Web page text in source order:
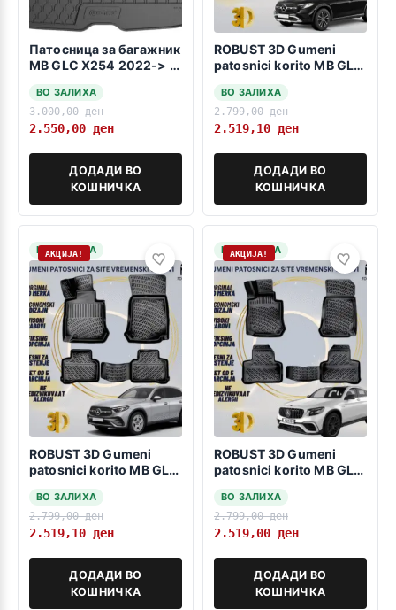
Патосница за багажник
MB GLC X254 2022-> -
ВО ЗАЛИХА
3.000,00ден
2.550,00 ден
ДОДАДИ ВО
КОШНИЧКА
ROBUST 3D Gumeni
patosnici korito MB GLC
ВО ЗАЛИХА
2.799,00ден
2.519,10 ден
ДОДАДИ ВО
КОШНИЧКА
НА ЗАЛИХА
АКЦИЈА!
ROBUST 3D Gumeni
patosnici korito MB GLC
ВО ЗАЛИХА
2.799,00ден
2.519,10 ден
ДОДАДИ ВО
КОШНИЧКА
НА ЗАЛИХА
АКЦИЈА!
ROBUST 3D Gumeni
patosnici korito MB GLC
ВО ЗАЛИХА
2.799,00ден
2.519,00 ден
ДОДАДИ ВО
КОШНИЧКА